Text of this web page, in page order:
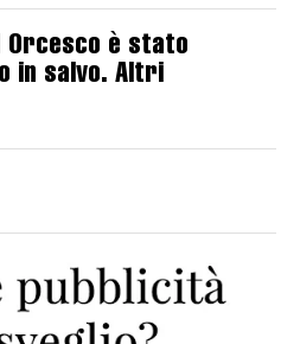
Orcesco è stato
in salvo. Altri